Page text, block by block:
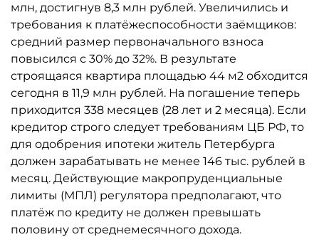
млн, достигнув 8,3 млн рублей. Увеличились и
требования к платёжеспособности заёмщиков:
средний размер первоначального взноса
повысился с 30% до 32%. В результате
строящаяся квартира площадью 44 м2 обходится
сегодня в 11,9 млн рублей. На погашение теперь
приходится 338 месяцев (28 лет и 2 месяца). Если
кредитор строго следует требованиям ЦБ РФ, то
для одобрения ипотеки житель Петербурга
должен зарабатывать не менее 146 тыс. рублей в
месяц. Действующие макропруденциальные
лимиты (МПЛ) регулятора предполагают, что
платёж по кредиту не должен превышать
половину от среднемесячного дохода.